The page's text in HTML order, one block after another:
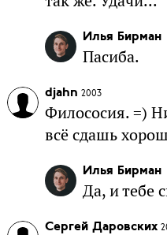
Илья Бирман
Пасиба.
djahn 2003
Филососия. =)
всё сдашь
Илья Бирман
Да, и тебе
Сергей Даровских